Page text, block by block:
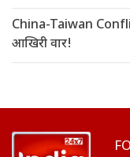
China-Taiwan
आखिरी वार!